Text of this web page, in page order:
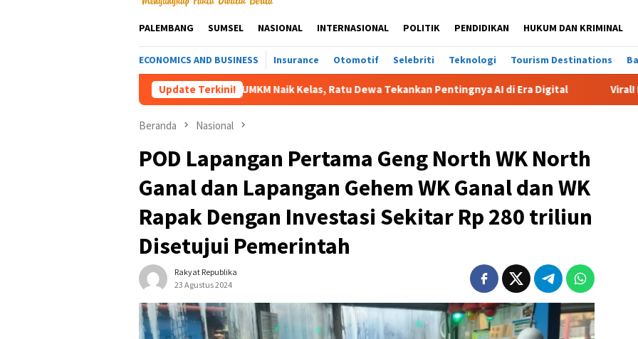
PALEMBANG SUMSEL NASIONAL INTERNASIONAL POLITIK PENDIDIKAN HUKUM DAN KRIMINAL
ECONOMICS AND BUSINESS Insurance Otomotif Selebriti Teknologi Tourism Destinations
Update Terkini!
Dorong Pelaku UMKM Naik Kelas, Ratu Dewa Tekankan Pentingnya AI di Era Digital Viral! Heboh Istri Bongkar
Beranda Nasional
POD Lapangan Pertama Geng North WK North
Ganal dan Lapangan Gehem WK Ganal dan WK
Rapak Dengan Investasi Sekitar Rp 280 triliun
Disetujui Pemerintah
Rakyat Republika
23 Agustus 2024